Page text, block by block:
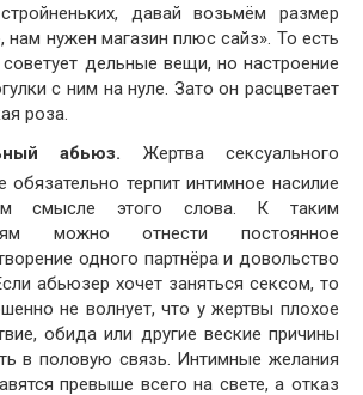
давай возьмём размер
нам нужен магазин плюс сайз». То есть
дельные вещи, но настроение
с ним на нуле. Зато он расцветает
роза.
абьюз. Жертва сексуального
обязательно терпит интимное насилие
смысле этого слова. К таким
можно отнести постоянное
одного партнёра и довольство
абьюзер хочет заняться сексом, то
не волнует, что у жертвы плохое
обида или другие веские причины
в половую связь. Интимные желания
превыше всего на свете, а отказ